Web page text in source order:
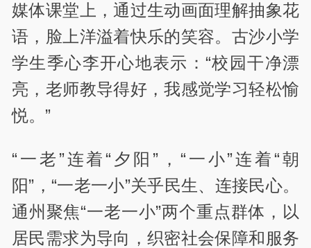
媒体课堂上，通过生动画面理解抽象花
语，脸上洋溢着快乐的笑容。古沙小学
学生季心李开心地表示：“校园干净漂
亮，老师教导得好，我感觉学习轻松愉
悦。”
“一老”连着“夕阳”，“一小”连着“朝
阳”，“一老一小”关乎民生、连接民心。
通州聚焦“一老一小”两个重点群体，以
居民需求为导向，织密社会保障和服务